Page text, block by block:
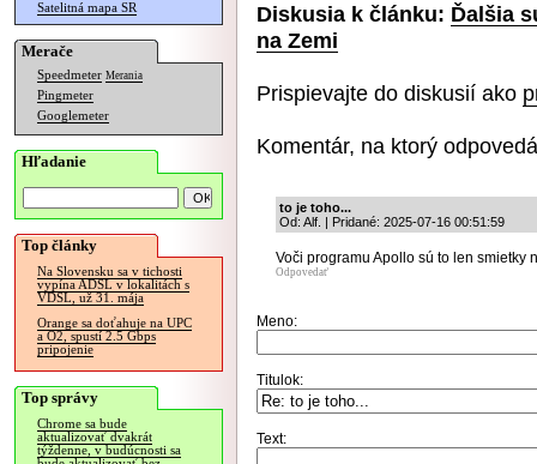
Satelitná mapa SR
Merače
Speedmeter Merania
Pingmeter
Googlemeter
Hľadanie
Top články
Na Slovensku sa v tichosti
vypína ADSL v lokalitách s
VDSL, už 31. mája
Orange sa doťahuje na UPC
a O2, spustí 2.5 Gbps
pripojenie
Top správy
Chrome sa bude
aktualizovať dvakrát
týždenne, v budúcnosti sa
Diskusia k článku: Ďalšia
na Zemi
Prispievajte do diskusií ako
Komentár, na ktorý
to je toho...
Od: Alf. | Pridané: 2025-07-16 00:51:59
Voči programu Apollo sú to len smietky
Odpovedať
Meno:
Titulok:
Text: